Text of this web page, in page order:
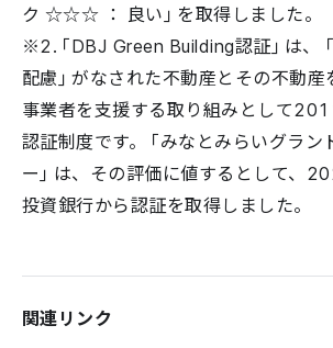
ク ☆☆☆ ： 良い」を取得しました。
※2.「DBJ Green Building認証」は、
配慮」がなされた不動産とその不動
事業者を支援する取り組みとして
認証制度です。「みなとみらいグラン
ー」は、その評価に値するとして、
投資銀行から認証を取得しました。
関連リンク